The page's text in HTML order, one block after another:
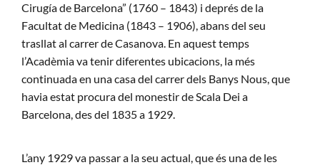
Cirugía de Barcelona” (1760 – 1843) i deprés de la
Facultat de Medicina (1843 – 1906), abans del seu
trasllat al carrer de Casanova. En aquest temps
l’Acadèmia va tenir diferentes ubicacions, la més
continuada en una casa del carrer dels Banys Nous, que
havia estat procura del monestir de Scala Dei a
Barcelona, des del 1835 a 1929.
L’any 1929 va passar a la seu actual, que és una de les